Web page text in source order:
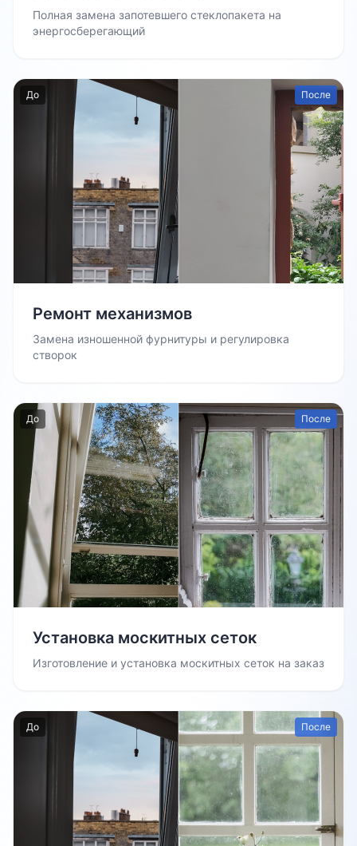
Полная замена запотевшего стеклопакета на
энергосберегающий
До После
Ремонт механизмов
Замена изношенной фурнитуры и регулировка
створок
До После
Установка москитных сеток
Изготовление и установка москитных сеток на заказ
До После